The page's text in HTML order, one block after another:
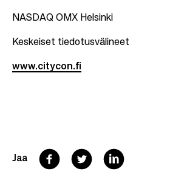
NASDAQ OMX Helsinki
Keskeiset tiedotusvälineet
www.citycon.fi
Jaa F T L